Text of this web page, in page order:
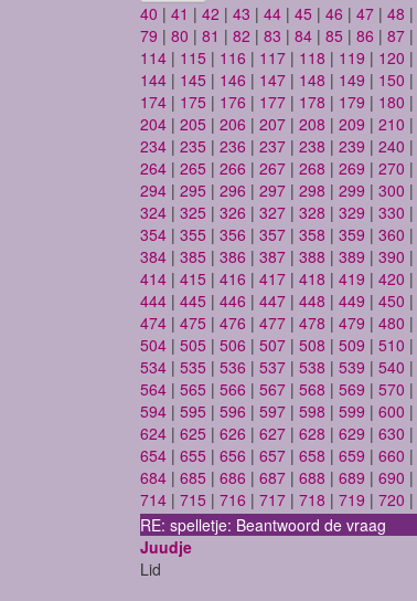
40 | 41 | 42 | 43 | 44 | 45 | 46 | 47 | 48 |
79 | 80 | 81 | 82 | 83 | 84 | 85 | 86 | 87 |
114 | 115 | 116 | 117 | 118 | 119 | 120 |
144 | 145 | 146 | 147 | 148 | 149 | 150 |
174 | 175 | 176 | 177 | 178 | 179 | 180 |
204 | 205 | 206 | 207 | 208 | 209 | 210 |
234 | 235 | 236 | 237 | 238 | 239 | 240 |
264 | 265 | 266 | 267 | 268 | 269 | 270 |
294 | 295 | 296 | 297 | 298 | 299 | 300 |
324 | 325 | 326 | 327 | 328 | 329 | 330 |
354 | 355 | 356 | 357 | 358 | 359 | 360 |
384 | 385 | 386 | 387 | 388 | 389 | 390 |
414 | 415 | 416 | 417 | 418 | 419 | 420 |
444 | 445 | 446 | 447 | 448 | 449 | 450 |
474 | 475 | 476 | 477 | 478 | 479 | 480 |
504 | 505 | 506 | 507 | 508 | 509 | 510 |
534 | 535 | 536 | 537 | 538 | 539 | 540 |
564 | 565 | 566 | 567 | 568 | 569 | 570 |
594 | 595 | 596 | 597 | 598 | 599 | 600 |
624 | 625 | 626 | 627 | 628 | 629 | 630 |
654 | 655 | 656 | 657 | 658 | 659 | 660 |
684 | 685 | 686 | 687 | 688 | 689 | 690 |
714 | 715 | 716 | 717 | 718 | 719 | 720 |
RE: spelletje: Beantwoord de vraag
Juudje
Lid